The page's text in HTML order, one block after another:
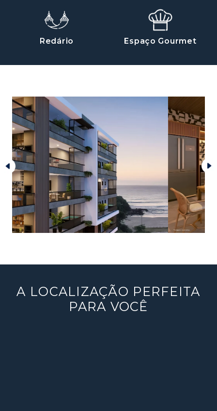
Redário Espaço Gourmet
A LOCALIZAÇÃO PERFEITA
PARA VOCÊ